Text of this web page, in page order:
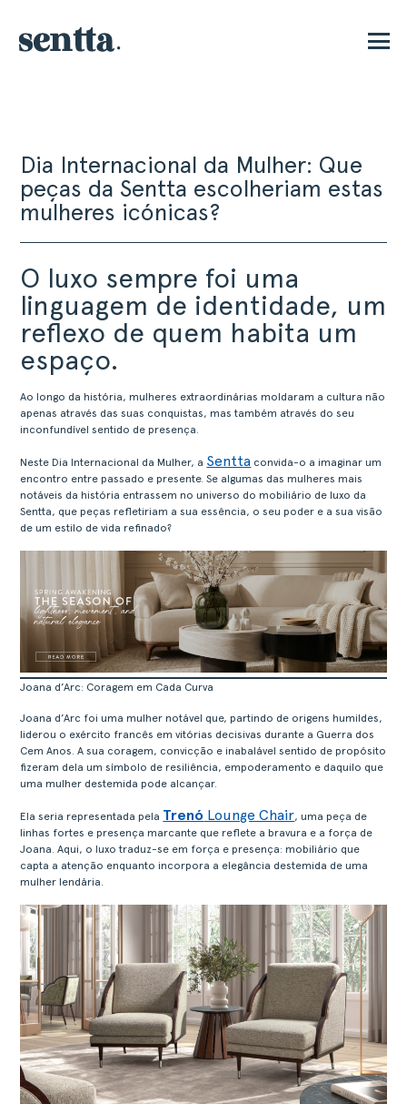
Dia Internacional da Mulher: Que
peças da Sentta escolheriam estas
mulheres icónicas?
O luxo sempre foi uma
linguagem de identidade, um
reflexo de quem habita um
espaço.
Ao longo da história, mulheres extraordinárias moldaram a cultura não
apenas através das suas conquistas, mas também através do seu
inconfundível sentido de presença.
Neste Dia Internacional da Mulher, a Sentta convida-o a imaginar um
encontro entre passado e presente. Se algumas das mulheres mais
notáveis da história entrassem no universo do mobiliário de luxo da
Sentta, que peças refletiriam a sua essência, o seu poder e a sua visão
de um estilo de vida refinado?
Joana d’Arc: Coragem em Cada Curva
Joana d’Arc foi uma mulher notável que, partindo de origens humildes,
liderou o exército francês em vitórias decisivas durante a Guerra dos
Cem Anos. A sua coragem, convicção e inabalável sentido de propósito
fizeram dela um símbolo de resiliência, empoderamento e daquilo que
uma mulher destemida pode alcançar.
Ela seria representada pela Trenó Lounge Chair, uma peça de
linhas fortes e presença marcante que reflete a bravura e a força de
Joana. Aqui, o luxo traduz-se em força e presença: mobiliário que
capta a atenção enquanto incorpora a elegância destemida de uma
mulher lendária.